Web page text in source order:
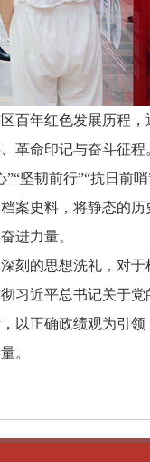
年红色发展历程，
革命印记与奋斗征程
坚韧前行”“抗日前哨
案史料，将静态的历
进力量。
的思想洗礼，对于
习近平总书记关于党
以正确政绩观为引领
。